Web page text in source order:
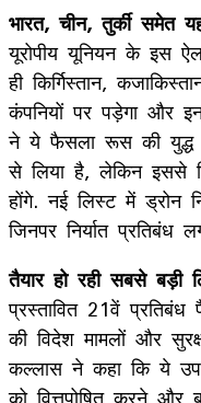
भारत, चीन, तुर्की समेत
यूरोपीय यूनियन के इस
ही किर्गिस्तान,
कंपनियों पर पड़ेगा और
ने ये फैसला रूस की युद्ध
से लिया है, लेकिन इससे
होंगे. नई लिस्ट में ड्रोन
जिनपर निर्यात
तैयार हो रही सबसे बड़ी
प्रस्तावित 21वें
की विदेश मामलों और
कल्लास ने कहा कि ये